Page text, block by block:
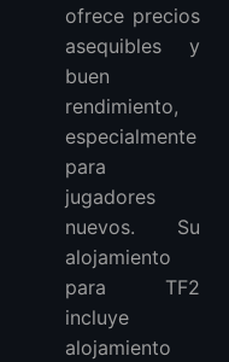
ofrece precios
asequibles y
buen
rendimiento,
especialmente
para
jugadores
nuevos. Su
alojamiento
para TF2
incluye
alojamiento